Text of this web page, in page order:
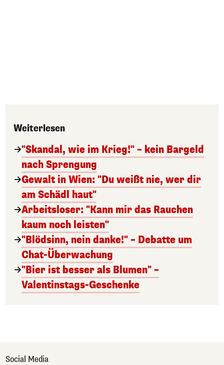
Weiterlesen
"Skandal, wie im Krieg!" – kein Bargeld
nach Sprengung
Gewalt in Wien: "Du weißt nie, wer dir
am Schädl haut"
Arbeitsloser: "Kann mir das Rauchen
kaum noch leisten"
"Blödsinn, nein danke!" – Debatte um
Chat-Überwachung
"Bier ist besser als Blumen" –
Valentinstags-Geschenke
Social Media